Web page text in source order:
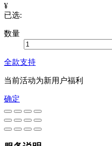
¥
已选:
数量
全款支持
当前活动为新用户福利
确定